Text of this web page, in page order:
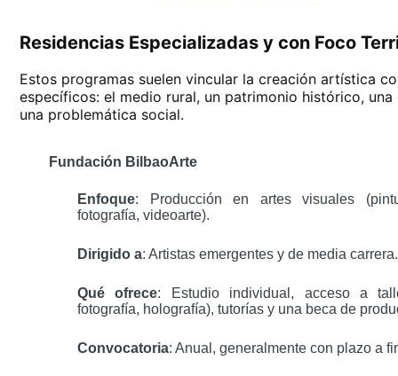
Residencias Especializadas y con Foco
Estos programas suelen vincular la creación artística
específicos: el medio rural, un patrimonio histórico,
una problemática social.
Fundación BilbaoArte
Enfoque: Producción en artes visuales
fotografía, videoarte).
Dirigido a: Artistas emergentes y de media carrera.
Qué ofrece: Estudio individual, acceso a
fotografía, holografía), tutorías y una beca de
Convocatoria: Anual, generalmente con plazo a